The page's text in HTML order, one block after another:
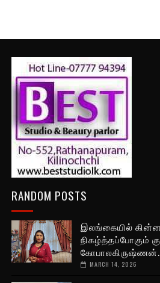
RANDOM POSTS
இலங்கையில்
நிகழ்த்தப்போகும்
கோபாலகிருஷ்ணன்.
MARCH 14, 2026